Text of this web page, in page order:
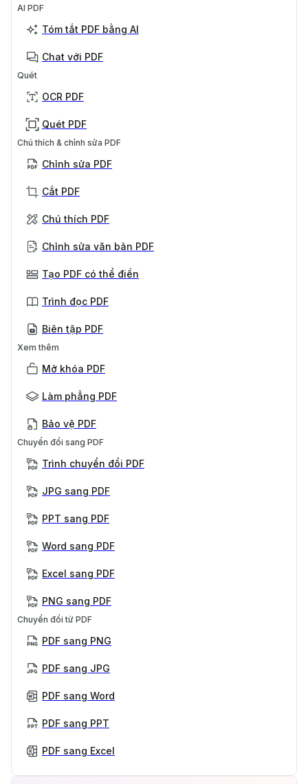
AI PDF
Tóm tắt PDF bằng AI
Chat với PDF
Quét
OCR PDF
Quét PDF
Chú thích & chỉnh sửa PDF
Chỉnh sửa PDF
Cắt PDF
Chú thích PDF
Chỉnh sửa văn bản PDF
Tạo PDF có thể điền
Trình đọc PDF
Biên tập PDF
Xem thêm
Mở khóa PDF
Làm phẳng PDF
Bảo vệ PDF
Chuyển đổi sang PDF
Trình chuyển đổi PDF
JPG sang PDF
PPT sang PDF
Word sang PDF
Excel sang PDF
PNG sang PDF
Chuyển đổi từ PDF
PDF sang PNG
PDF sang JPG
PDF sang Word
PDF sang PPT
PDF sang Excel